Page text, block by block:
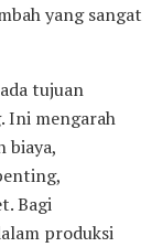
yang sangat
tujuan
Ini mengarah
biaya,
Bagi
produksi